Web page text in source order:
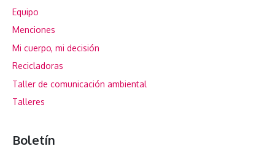
Equipo
Menciones
Mi cuerpo, mi decisión
Recicladoras
Taller de comunicación ambiental
Talleres
Boletín